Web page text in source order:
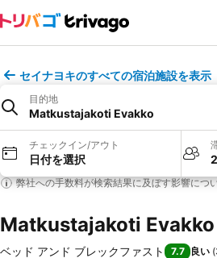
セイナヨキのすべての宿泊施設を表示
目的地
Matkustajakoti Evakko
チェックイン/アウト
日付を選択
弊社への手数料が検索結果に及ぼす影響につ
Matkustajakoti Evakko
ベッド アンド ブレックファスト 7.7 良い (